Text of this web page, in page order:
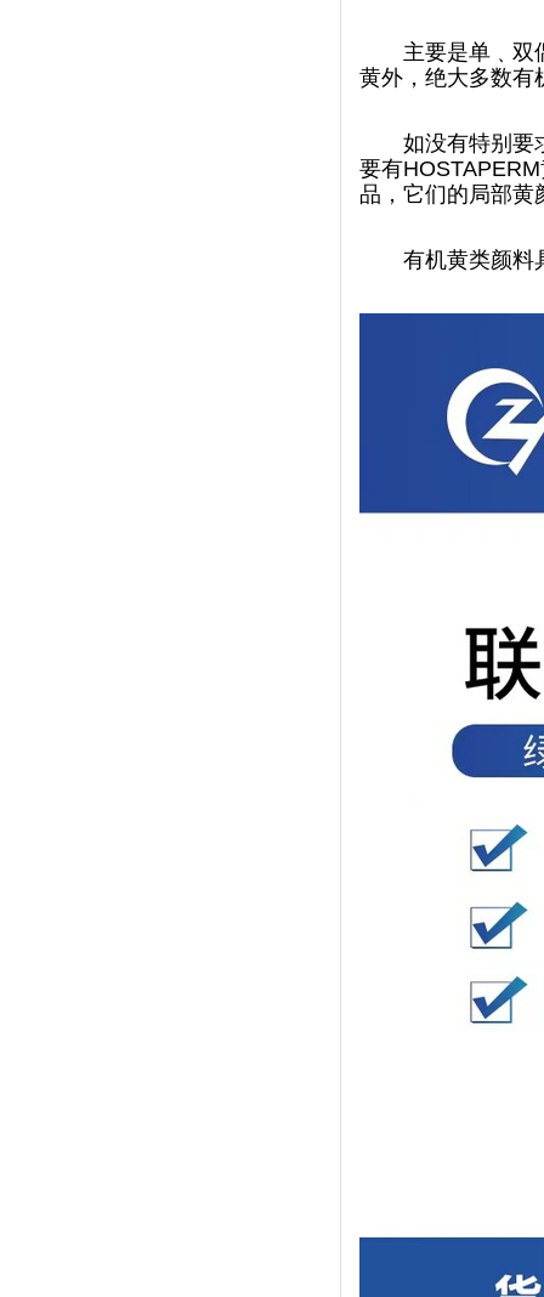
主要是单﹑双
黄外，绝大多数
如没有特别要求
要有
品，它们的局部
有机黄类颜料具